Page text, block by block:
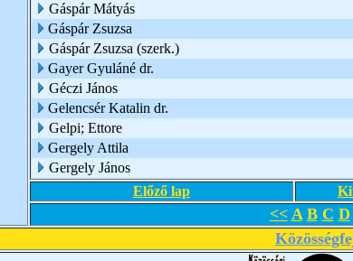
Gáspár Mátyás
Gáspár Zsuzsa
Gáspár Zsuzsa (szerk.)
Gayer Gyuláné dr.
Géczi János
Gelencsér Katalin dr.
Gelpi; Ettore
Gergely Attila
Gergely János
Előző lap
<< A B C D